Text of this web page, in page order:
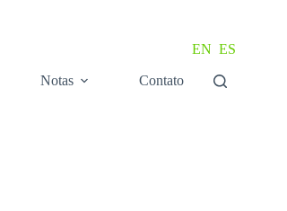
EN ES
Notas Contato